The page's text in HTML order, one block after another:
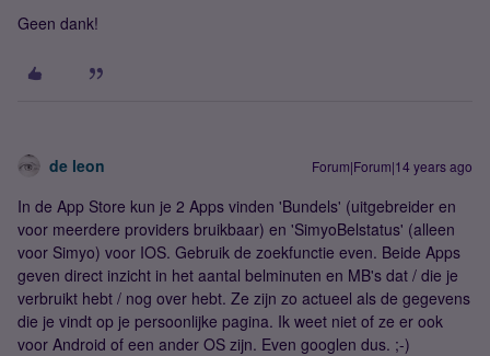
Geen dank!
de leon Forum|Forum|14 years ago
In de App Store kun je 2 Apps vinden 'Bundels' (uitgebreider en
voor meerdere providers bruikbaar) en 'SimyoBelstatus' (alleen
voor Simyo) voor IOS. Gebruik de zoekfunctie even. Beide Apps
geven direct inzicht in het aantal belminuten en MB's dat / die je
verbruikt hebt / nog over hebt. Ze zijn zo actueel als de gegevens
die je vindt op je persoonlijke pagina. Ik weet niet of ze er ook
voor Android of een ander OS zijn. Even googlen dus. ;-)